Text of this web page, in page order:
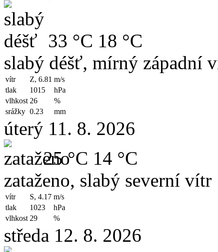
33 °C 18 °C
slabý déšť, mírný západní
vítr Z, 6.81 m/s
tlak
1015
hPa
vlhkost 26
%
srážky 0.23 mm
úterý 11. 8. 2026
25 °C 14 °C
zataženo, slabý severní vítr
vítr S, 4.17 m/s
tlak
1023
hPa
vlhkost 29 %
středa 12. 8. 2026